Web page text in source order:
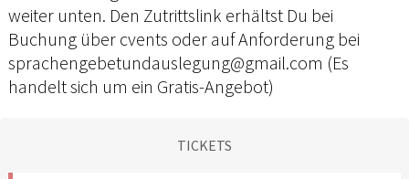
weiter unten. Den Zutrittslink erhältst Du bei
Buchung über cvents oder auf Anforderung bei
sprachengebetundauslegung@gmail.com (Es
handelt sich um ein Gratis-Angebot)
TICKETS